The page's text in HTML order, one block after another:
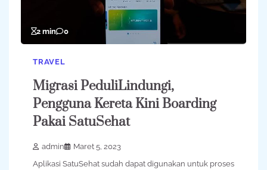
2 min 0
TRAVEL
Migrasi PeduliLindungi,
Pengguna Kereta Kini Boarding
Pakai SatuSehat
admin
Maret 5, 2023
Aplikasi SatuSehat sudah dapat digunakan untuk proses